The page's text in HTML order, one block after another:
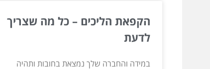
הקפאת הליכים – כל מה שצריך
לדעת
במידה והחברה שלך נמצאת בחובות ותהיה